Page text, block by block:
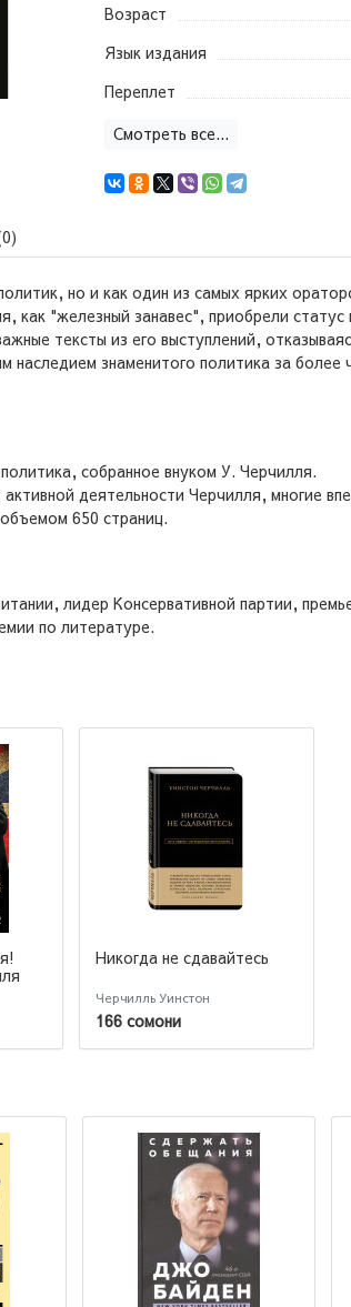
Возраст
Язык издания
Переплет
Смотреть все...
но и как один из самых ярких
как "железный занавес", приобрели
тексты из его выступлений,
знаменитого политика за
собранное внуком У. Черчилля.
деятельности Черчилля, многие
650 страниц.
лидер Консервативной партии,
по литературе.
Никогда не сдавайтесь
Черчилль Уинстон
166 сомони